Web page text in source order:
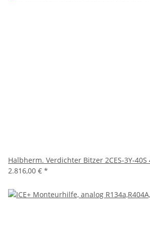
Halbherm. Verdichter Bitzer 2CES-3Y-40S
2.816,00 € *